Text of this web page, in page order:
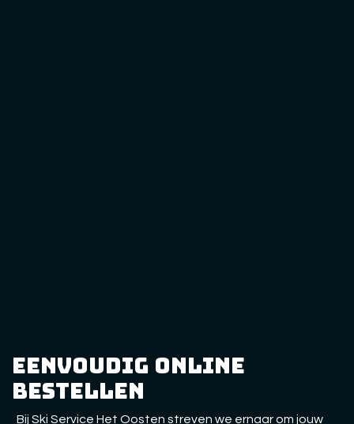
eenvoudig online
bestellen
Bij Ski Service Het Oosten streven we ernaar om jouw